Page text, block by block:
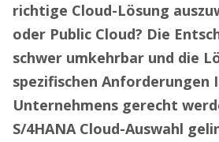
richtige Cloud-Lösung
oder Public Cloud? Die
schwer umkehrbar und die
spezifischen Anforderungen
Unternehmens gerecht
S/4HANA Cloud-Auswahl